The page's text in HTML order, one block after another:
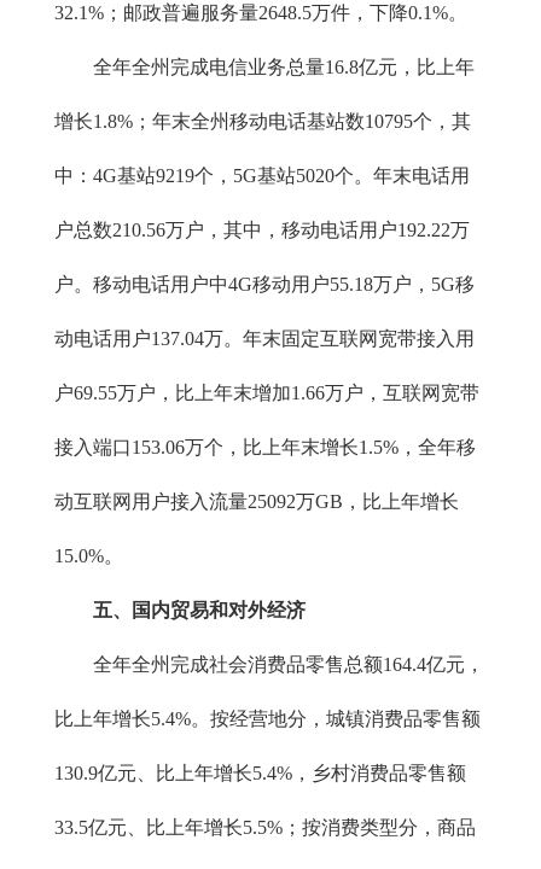
32.1%；邮政普遍服务量2648.5万件，下降0.1%。
全年全州完成电信业务总量16.8亿元，比上年
增长1.8%；年末全州移动电话基站数10795个，其
中：4G基站9219个，5G基站5020个。年末电话用
户总数210.56万户，其中，移动电话用户192.22万
户。移动电话用户中4G移动用户55.18万户，5G移
动电话用户137.04万。年末固定互联网宽带接入用
户69.55万户，比上年末增加1.66万户，互联网宽带
接入端口153.06万个，比上年末增长1.5%，全年移
动互联网用户接入流量25092万GB，比上年增长
15.0%。
五、国内贸易和对外经济
全年全州完成社会消费品零售总额164.4亿元，
比上年增长5.4%。按经营地分，城镇消费品零售额
130.9亿元、比上年增长5.4%，乡村消费品零售额
33.5亿元、比上年增长5.5%；按消费类型分，商品